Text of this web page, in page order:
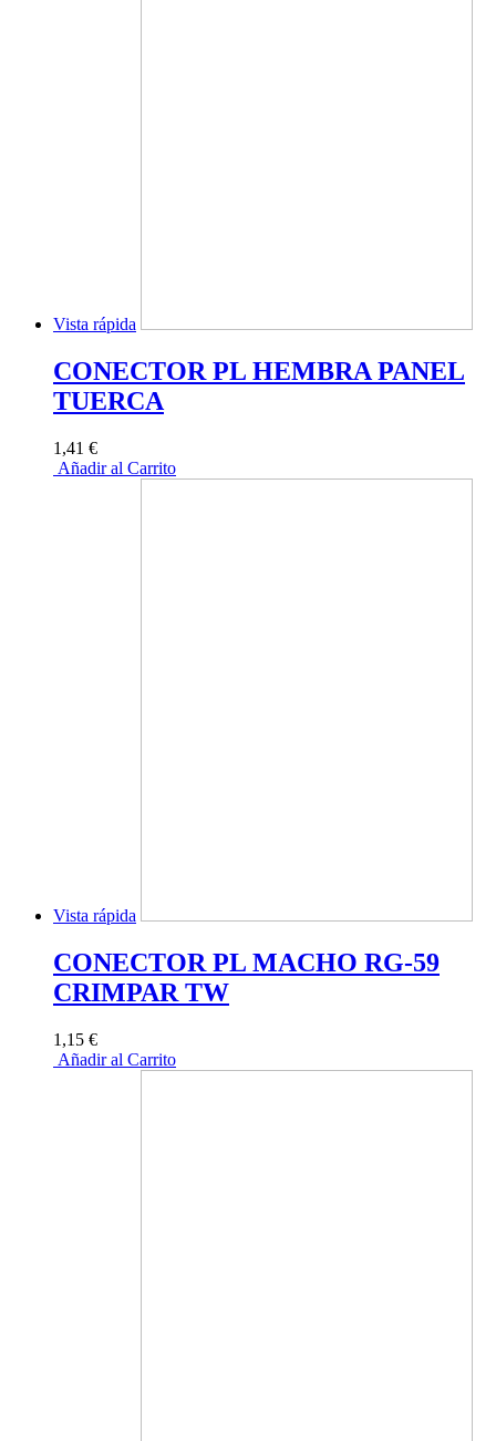
Vista rápida
CONECTOR PL HEMBRA PANEL
TUERCA
1,41 €
Añadir al Carrito
Vista rápida
CONECTOR PL MACHO RG-59
CRIMPAR TW
1,15 €
Añadir al Carrito